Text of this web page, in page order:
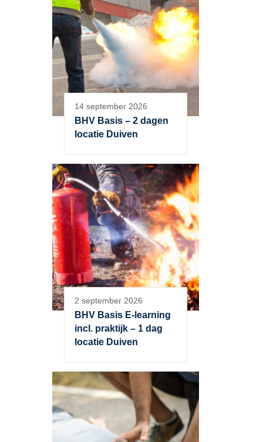
14 september 2026
BHV Basis – 2 dagen
locatie Duiven
2 september 2026
BHV Basis E-learning
incl. praktijk – 1 dag
locatie Duiven